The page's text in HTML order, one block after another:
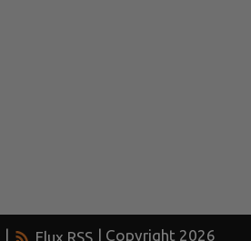
| Flux RSS | Copyright 2026